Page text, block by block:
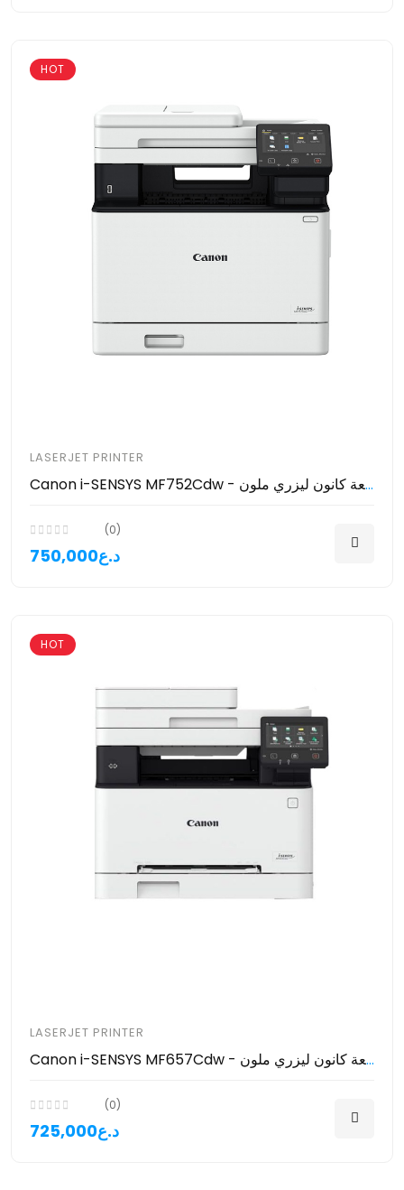
HOT
LASERJET PRINTER
Canon i-SENSYS MF752Cdw - طابعة كانون ليزري ملون
(0)
750,000د.ع
HOT
LASERJET PRINTER
Canon i-SENSYS MF657Cdw - طابعة كانون ليزري ملون
(0)
725,000د.ع